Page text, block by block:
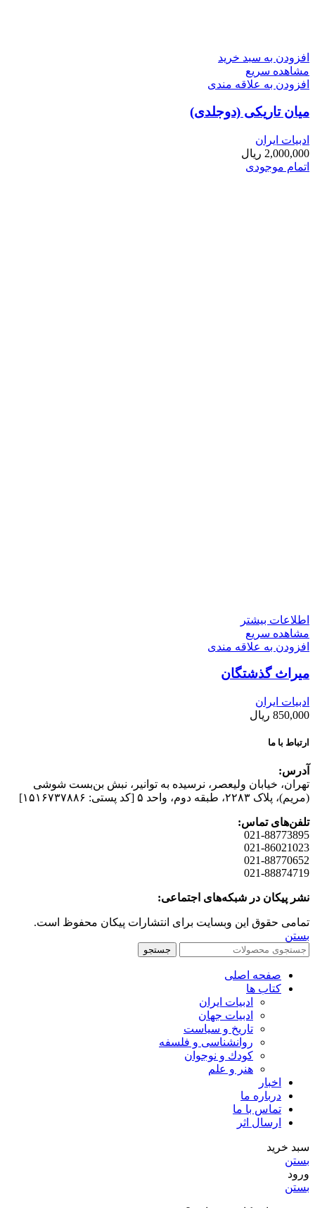
افزودن به سبد خرید
مشاهده سریع
افزودن به علاقه مندی
میان تاریکی (دوجلدی)
ادبیات ایران
2,000,000 ریال
اتمام موجودی
اطلاعات بیشتر
مشاهده سریع
افزودن به علاقه مندی
میراث گذشتگان
ادبیات ایران
850,000 ریال
ارتباط با ما
آدرس:
تهران، خیابان وليعصر، نرسيده به توانير، نبش بن‌بست شوشی
(مريم)، پلاک ۲۲۸۳، طبقه دوم، واحد ۵ [کد پستی: ۱۵۱۶۷۳۷۸۸۶]
تلفن‌های تماس:
021-88773895
021-86021023
021-88770652
021-88874719
نشر پیکان در شبکه‌های اجتماعی:
تمامی حقوق این وبسایت برای انتشارات پیکان محفوظ است.
بستن
جستجو
صفحه اصلی
کتاب ها
ادبیات ایران
ادبیات جهان
تاریخ و سیاست
روانشناسی و فلسفه
کودك و نوجوان
هنر و علم
اخبار
درباره ما
تماس با ما
ارسال اثر
سبد خرید
بستن
ورود
بستن